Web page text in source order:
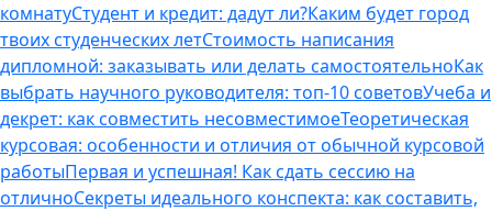
комнатуСтудент и кредит: дадут ли?Каким будет город
твоих студенческих летСтоимость написания
дипломной: заказывать или делать самостоятельноКак
выбрать научного руководителя: топ-10 советовУчеба и
декрет: как совместить несовместимоеТеоретическая
курсовая: особенности и отличия от обычной курсовой
работыПервая и успешная! Как сдать сессию на
отличноСекреты идеального конспекта: как составить,